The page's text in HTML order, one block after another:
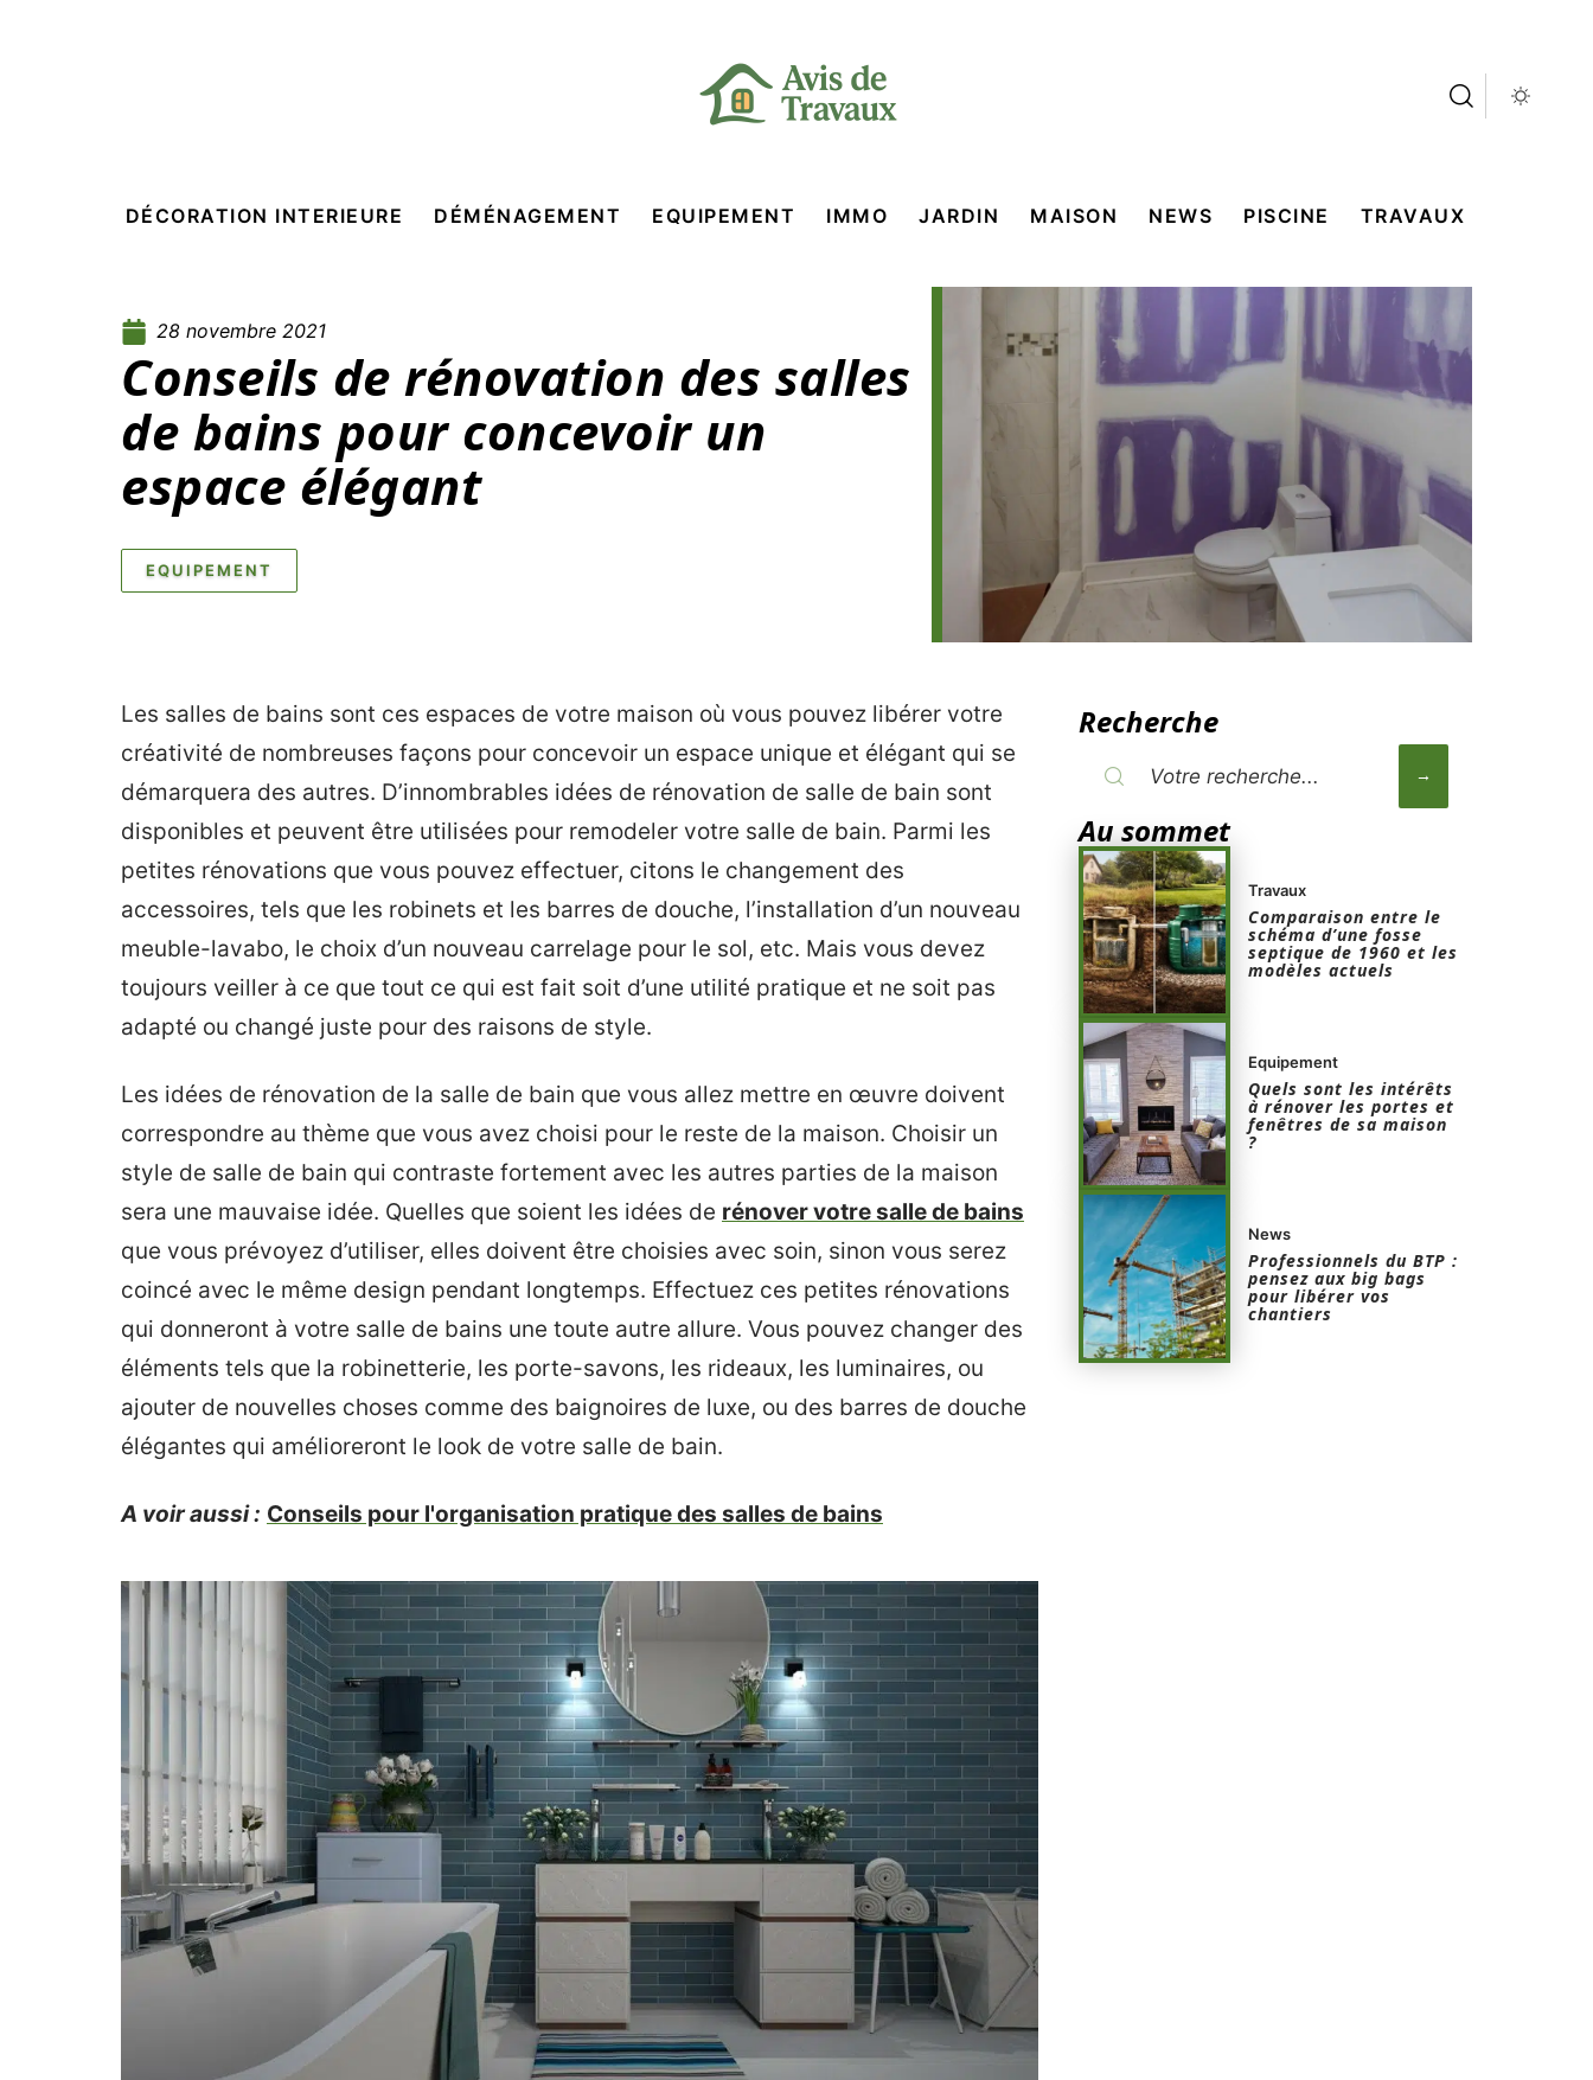
DÉCORATION INTERIEURE DÉMÉNAGEMENT EQUIPEMENT IMMO JARDIN MAISON NEWS PISCINE TRAVAUX
28 novembre 2021
Conseils de rénovation des salles
de bains pour concevoir un
espace élégant
EQUIPEMENT
Les salles de bains sont ces espaces de votre maison où vous pouvez libérer votre
créativité de nombreuses façons pour concevoir un espace unique et élégant qui se
démarquera des autres. D’innombrables idées de rénovation de salle de bain sont
disponibles et peuvent être utilisées pour remodeler votre salle de bain. Parmi les
petites rénovations que vous pouvez effectuer, citons le changement des
accessoires, tels que les robinets et les barres de douche, l’installation d’un nouveau
meuble-lavabo, le choix d’un nouveau carrelage pour le sol, etc. Mais vous devez
toujours veiller à ce que tout ce qui est fait soit d’une utilité pratique et ne soit pas
adapté ou changé juste pour des raisons de style.
Les idées de rénovation de la salle de bain que vous allez mettre en œuvre doivent
correspondre au thème que vous avez choisi pour le reste de la maison. Choisir un
style de salle de bain qui contraste fortement avec les autres parties de la maison
sera une mauvaise idée. Quelles que soient les idées de rénover votre salle de bains
que vous prévoyez d’utiliser, elles doivent être choisies avec soin, sinon vous serez
coincé avec le même design pendant longtemps. Effectuez ces petites rénovations
qui donneront à votre salle de bains une toute autre allure. Vous pouvez changer des
éléments tels que la robinetterie, les porte-savons, les rideaux, les luminaires, ou
ajouter de nouvelles choses comme des baignoires de luxe, ou des barres de douche
élégantes qui amélioreront le look de votre salle de bain.
A voir aussi : Conseils pour l'organisation pratique des salles de bains
Recherche
Au sommet
Travaux
Comparaison entre le
schéma d’une fosse
septique de 1960 et les
modèles actuels
Equipement
Quels sont les intérêts
à rénover les portes et
fenêtres de sa maison
?
News
Professionnels du BTP :
pensez aux big bags
pour libérer vos
chantiers